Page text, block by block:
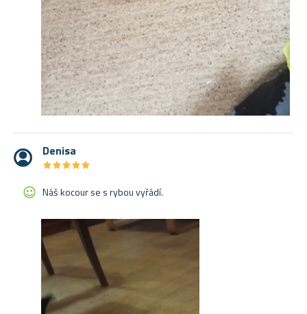
Denisa
★★★★★
★★★★★
Náš kocour se s rybou vyřádí.